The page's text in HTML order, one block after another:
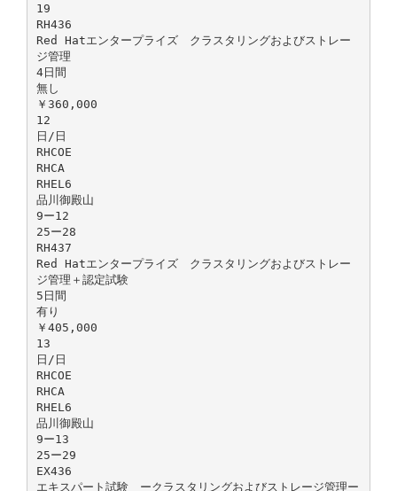
19
RH436
Red Hatエンタープライズ クラスタリングおよびストレー
ジ管理
4日間
無し
￥360,000
12
日/日
RHCOE
RHCA
RHEL6
品川御殿山
9ー12
25ー28
RH437
Red Hatエンタープライズ クラスタリングおよびストレー
ジ管理＋認定試験
5日間
有り
￥405,000
13
日/日
RHCOE
RHCA
RHEL6
品川御殿山
9ー13
25ー29
EX436
エキスパート試験 ークラスタリングおよびストレージ管理ー